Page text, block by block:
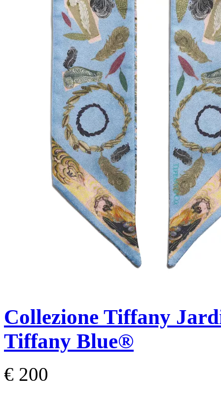
Collezione Tiffany
Tiffany Blue®
€ 200